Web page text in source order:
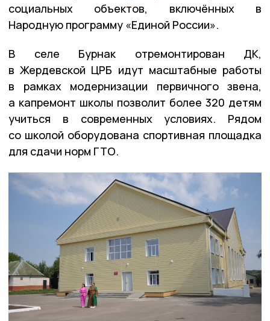
социальных объектов, включённых в
Народную программу «Единой России».
В селе Бурнак отремонтирован ДК,
в Жердевской ЦРБ идут масштабные работы
в рамках модернизации первичного звена,
а капремонт школы позволит более 320 детям
учиться в современных условиях. Рядом
со школой оборудована спортивная площадка
для сдачи норм ГТО.